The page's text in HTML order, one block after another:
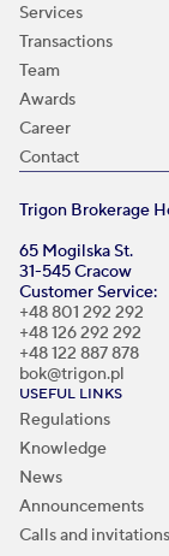
Services
Transactions
Team
Awards
Career
Contact
Trigon Brokerage
65 Mogilska St.
31-545 Cracow
Customer Service:
+48 801 292 292
+48 126 292 292
+48 122 887 878
bok@trigon.pl
USEFUL LINKS
Regulations
Knowledge
News
Announcements
Calls and invitations